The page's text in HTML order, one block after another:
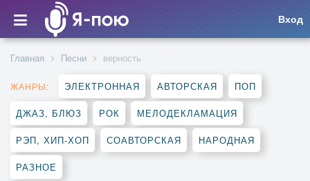
Вход
Главная Песни верность
ЖАНРЫ: ЭЛЕКТРОННАЯ АВТОРСКАЯ ПОП
ДЖАЗ, БЛЮЗ РОК МЕЛОДЕКЛАМАЦИЯ
РЭП, ХИП-ХОП СОАВТОРСКАЯ НАРОДНАЯ
РАЗНОЕ